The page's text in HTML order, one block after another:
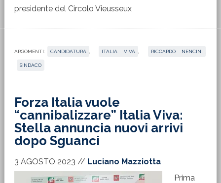
presidente del Circolo Vieusseux
ARGOMENTI: CANDIDATURA ITALIA VIVA RICCARDO NENCINI
SINDACO
Forza Italia vuole
“cannibalizzare” Italia Viva:
Stella annuncia nuovi arrivi
dopo Sguanci
3 AGOSTO 2023 // Luciano Mazziotta
Prima